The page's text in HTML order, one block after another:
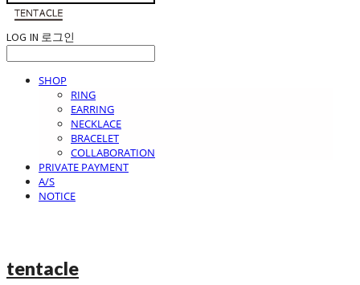
LOG IN 로그인
SHOP
RING
EARRING
NECKLACE
BRACELET
COLLABORATION
PRIVATE PAYMENT
A/S
NOTICE
tentacle